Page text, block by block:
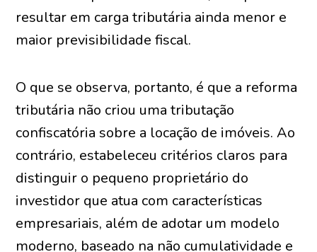
resultar em carga tributária ainda menor e
maior previsibilidade fiscal.
O que se observa, portanto, é que a reforma
tributária não criou uma tributação
confiscatória sobre a locação de imóveis. Ao
contrário, estabeleceu critérios claros para
distinguir o pequeno proprietário do
investidor que atua com características
empresariais, além de adotar um modelo
moderno, baseado na não cumulatividade e